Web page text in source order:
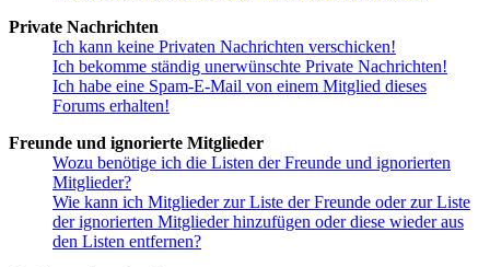
Private Nachrichten
Ich kann keine Privaten Nachrichten verschicken!
Ich bekomme ständig unerwünschte Private Nachrichten!
Ich habe eine Spam-E-Mail von einem Mitglied dieses
Forums erhalten!
Freunde und ignorierte Mitglieder
Wozu benötige ich die Listen der Freunde und ignorierten
Mitglieder?
Wie kann ich Mitglieder zur Liste der Freunde oder zur Liste
der ignorierten Mitglieder hinzufügen oder diese wieder aus
den Listen entfernen?